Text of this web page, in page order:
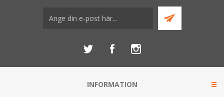
INFORMATION